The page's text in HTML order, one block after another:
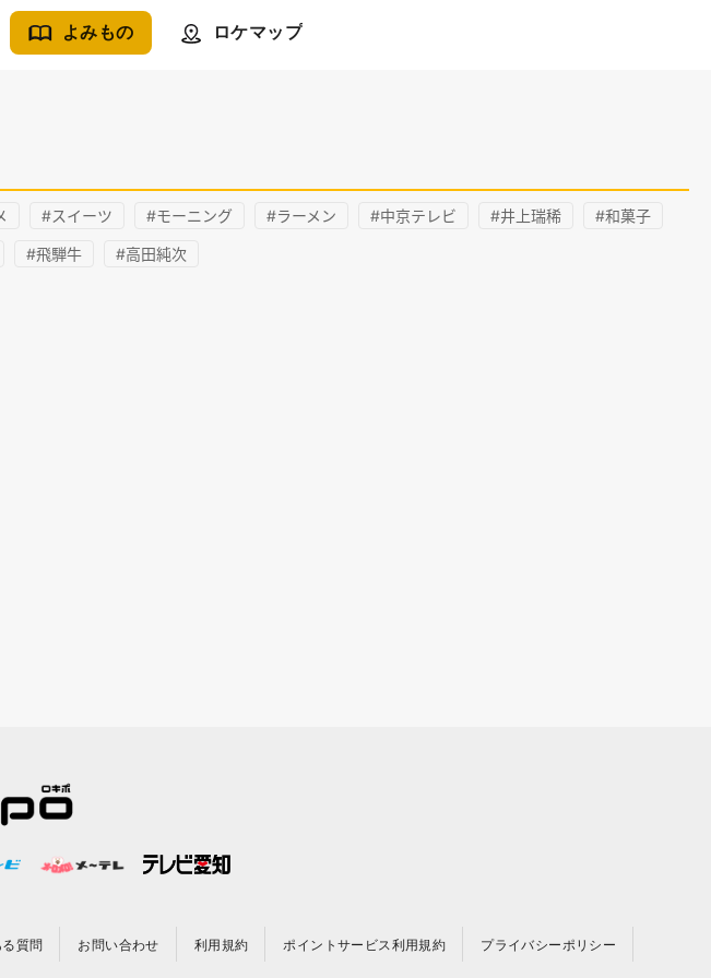
よみもの ロケマップ
#スイーツ #モーニング #ラーメン #中京テレビ #井上瑞稀 #和菓子
#飛騨牛 #高田純次
質問 お問い合わせ 利用規約 ポイントサービス利用規約 プライバシーポリシー